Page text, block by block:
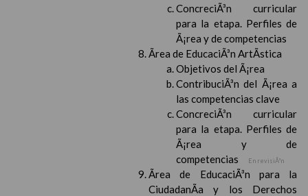
ConcreciÃ³n curricular
para la etapa. Perfiles de
Ã¡rea y de competencias
Ãrea de EducaciÃ³n ArtÃ­stica
Objetivos del Ã¡rea
ContribuciÃ³n del Ã¡rea a
las competencias clave
ConcreciÃ³n curricular
para la etapa. Perfiles de
Ã¡rea y de
competencias
En revisiÃ³n
Ãrea de EducaciÃ³n para la
CiudadanÃ­a y los Derechos